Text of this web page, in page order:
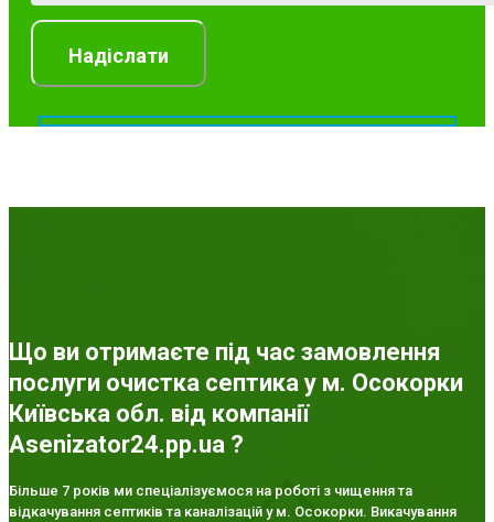
Що ви отримаєте під час замовлення
послуги очистка септика у м. Осокорки
Київська обл. від компанії
Asenizator24.pp.ua ?
Більше 7 років ми спеціалізуємося на роботі з чищення та
відкачування септиків та каналізацій у м. Осокорки. Викачування